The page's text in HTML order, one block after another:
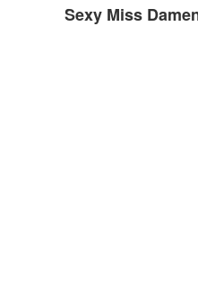
Sexy Miss